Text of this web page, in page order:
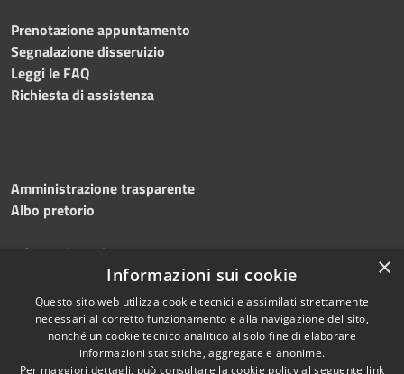
Prenotazione appuntamento
Segnalazione disservizio
Leggi le FAQ
Richiesta di assistenza
Amministrazione trasparente
Albo pretorio
Informativa privacy
Dichiarazione di accessibilità
×
Informazioni sui cookie
Questo sito web utilizza cookie tecnici e assimilati strettamente
necessari al corretto funzionamento e alla navigazione del sito,
nonché un cookie tecnico analitico al solo fine di elaborare
informazioni statistiche, aggregate e anonime.
Per maggiori dettagli, può consultare la cookie policy al seguente link